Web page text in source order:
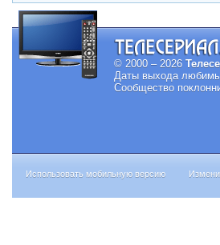
© 2000 – 2026
Даты выхода
Сообщество
Использовать мобильную версию